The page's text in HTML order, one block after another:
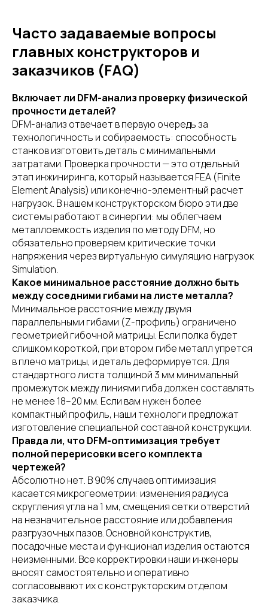
Часто задаваемые вопросы
главных конструкторов и
заказчиков (FAQ)
Включает ли DFM-анализ проверку физической
прочности деталей?
DFM-анализ отвечает в первую очередь за
технологичность и собираемость: способность
станков изготовить деталь с минимальными
затратами. Проверка прочности — это отдельный
этап инжиниринга, который называется FEA (Finite
Element Analysis) или конечно-элементный расчет
нагрузок. В нашем конструкторском бюро эти две
системы работают в синергии: мы облегчаем
металлоемкость изделия по методу DFM, но
обязательно проверяем критические точки
напряжения через виртуальную симуляцию нагрузок
Simulation.
Какое минимальное расстояние должно быть
между соседними гибами на листе металла?
Минимальное расстояние между двумя
параллельными гибами (Z-профиль) ограничено
геометрией гибочной матрицы. Если полка будет
слишком короткой, при втором гибе металл упрется
в плечо матрицы, и деталь деформируется. Для
стандартного листа толщиной 3 мм минимальный
промежуток между линиями гиба должен составлять
не менее 18–20 мм. Если вам нужен более
компактный профиль, наши технологи предложат
изготовление специальной составной конструкции.
Правда ли, что DFM-оптимизация требует
полной перерисовки всего комплекта
чертежей?
Абсолютно нет. В 90% случаев оптимизация
касается микрогеометрии: изменения радиуса
скругления угла на 1 мм, смещения сетки отверстий
на незначительное расстояние или добавления
разгрузочных пазов. Основной конструктив,
посадочные места и функционал изделия остаются
неизменными. Все корректировки наши инженеры
вносят самостоятельно и оперативно
согласовывают их с конструкторским отделом
заказчика.